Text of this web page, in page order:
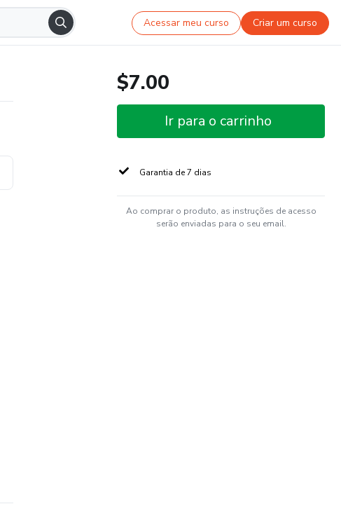
Acessar meu curso Criar um curso
$7.00
Ir para o carrinho
Garantia de 7 dias
Ao comprar o produto, as instruções de acesso
serão enviadas para o seu email.